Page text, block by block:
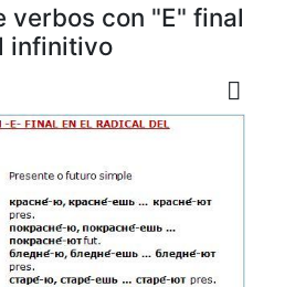
verbos con "E" final
infinitivo